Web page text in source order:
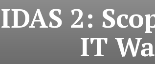
2:
IT